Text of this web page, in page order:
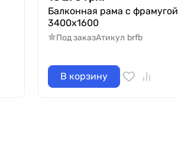
Балконная рама с фрамугой
3400х1600
Под заказАтикул brfb
В корзину